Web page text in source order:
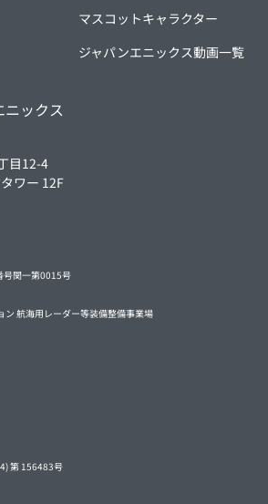
マスコットキャラクター
ジャパンエニックス動画一覧
ックス
目12-4
ワー 12F
号関一第0015号
ン 航海用レーダー等装備整備事業場
第 156483号